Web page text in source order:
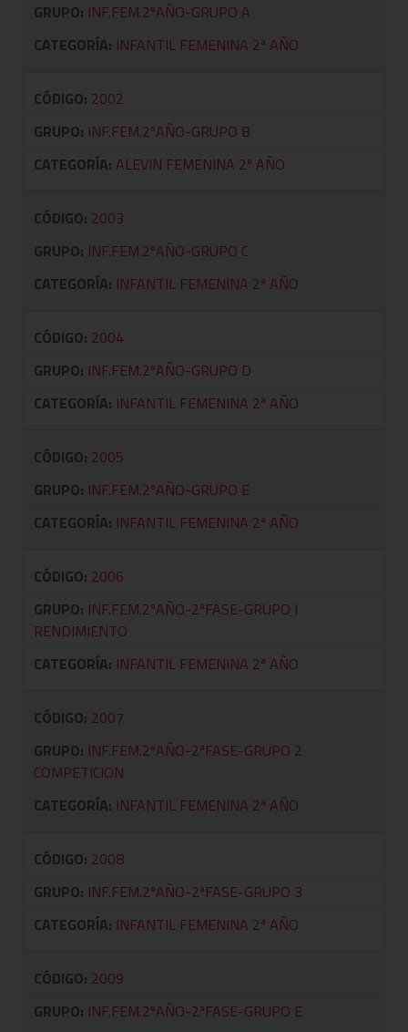
GRUPO: INF.FEM.2ºAÑO-GRUPO A
CATEGORÍA: INFANTIL FEMENINA 2ª AÑO
CÓDIGO: 2002
GRUPO: INF.FEM.2ºAÑO-GRUPO B
CATEGORÍA: ALEVIN FEMENINA 2º AÑO
CÓDIGO: 2003
GRUPO: INF.FEM.2ºAÑO-GRUPO C
CATEGORÍA: INFANTIL FEMENINA 2ª AÑO
CÓDIGO: 2004
GRUPO: INF.FEM.2ºAÑO-GRUPO D
CATEGORÍA: INFANTIL FEMENINA 2ª AÑO
CÓDIGO: 2005
GRUPO: INF.FEM.2ºAÑO-GRUPO E
CATEGORÍA: INFANTIL FEMENINA 2ª AÑO
CÓDIGO: 2006
GRUPO: INF.FEM.2ºAÑO-2ªFASE-GRUPO I
RENDIMIENTO
CATEGORÍA: INFANTIL FEMENINA 2ª AÑO
CÓDIGO: 2007
GRUPO: INF.FEM.2ºAÑO-2ªFASE-GRUPO 2
COMPETICION
CATEGORÍA: INFANTIL FEMENINA 2ª AÑO
CÓDIGO: 2008
GRUPO: INF.FEM.2ºAÑO-2ªFASE-GRUPO 3
CATEGORÍA: INFANTIL FEMENINA 2ª AÑO
CÓDIGO: 2009
GRUPO: INF.FEM.2ºAÑO-2ªFASE-GRUPO E